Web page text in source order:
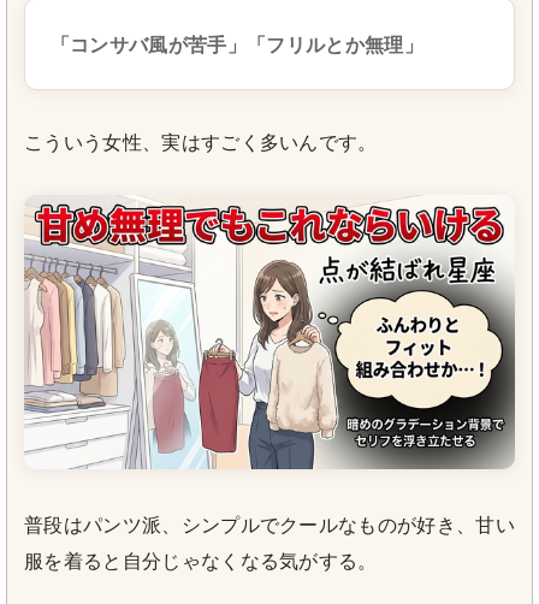
「コンサバ風が苦手」「フリルとか無理」
こういう女性、実はすごく多いんです。
普段はパンツ派、シンプルでクールなものが好き、甘い
服を着ると自分じゃなくなる気がする。